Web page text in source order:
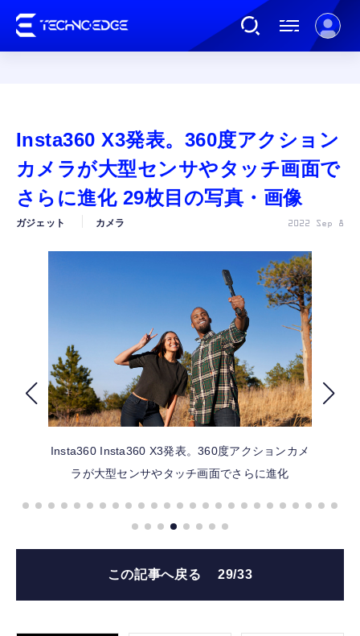
AI
ガジェット
カルチャー
公式ストア
FOLLOW US
Insta360 X3発表。360度アクション
カメラが大型センサやタッチ画面で
さらに進化 29枚目の写真・画像
ガジェット カメラ 2022 Sep 8
Insta360 Insta360 X3発表。360度アクションカメ
ラが大型センサやタッチ画面でさらに進化
この記事へ戻る 29/33